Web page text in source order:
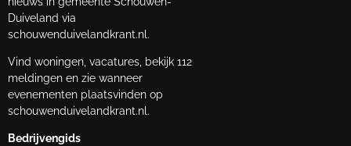
Duiveland via
schouwenduivelandkrant.nl.
Vind woningen, vacatures, bekijk 112
meldingen en zie wanneer
evenementen plaatsvinden op
schouwenduivelandkrant.nl.
Bedrijvengids